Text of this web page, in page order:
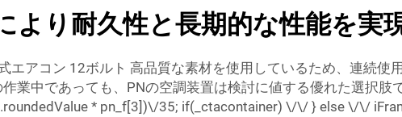
より耐久性と長期的な性能を実
エアコン 12ボルト 高品質な素材を使用しているため、連続
業中であっても、PNの空調装置は検討に値する優れた選択
* pn_f[3])\/35; if(_ctacontainer) \/\/ } else \/\/